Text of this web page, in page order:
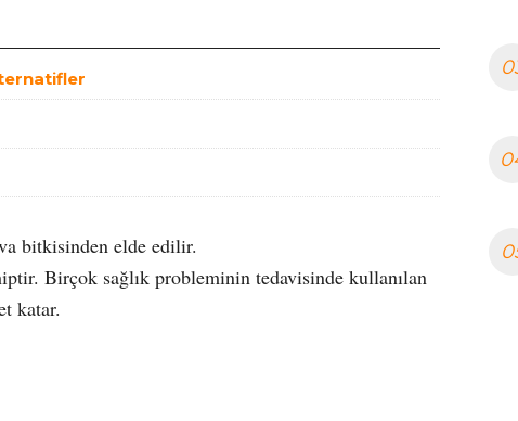
bitkisinden elde edilir.
Birçok sağlık probleminin tedavisinde kullanılan
katar.